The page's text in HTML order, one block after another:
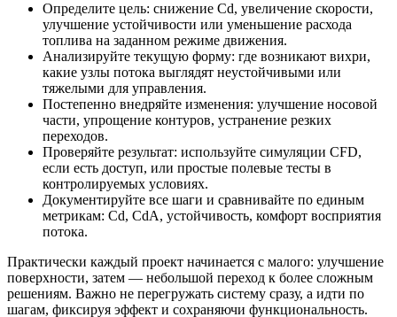
Определите цель: снижение Cd, увеличение скорости,
улучшение устойчивости или уменьшение расхода
топлива на заданном режиме движения.
Анализируйте текущую форму: где возникают вихри,
какие узлы потока выглядят неустойчивыми или
тяжелыми для управления.
Постепенно внедряйте изменения: улучшение носовой
части, упрощение контуров, устранение резких
переходов.
Проверяйте результат: используйте симуляции CFD,
если есть доступ, или простые полевые тесты в
контролируемых условиях.
Документируйте все шаги и сравнивайте по единым
метрикам: Cd, CdA, устойчивость, комфорт восприятия
потока.
Практически каждый проект начинается с малого: улучшение
поверхности, затем — небольшой переход к более сложным
решениям. Важно не перегружать систему сразу, а идти по
шагам, фиксируя эффект и сохраняючи функциональность.